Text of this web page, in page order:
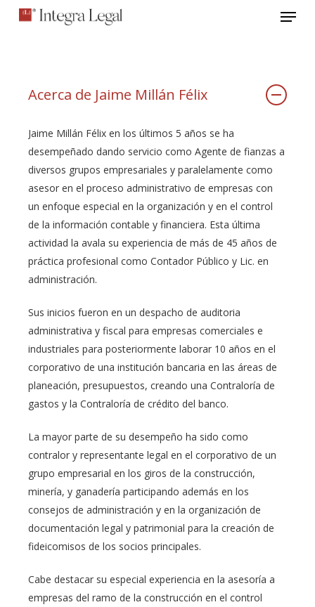
Menu
Acerca de Jaime Millán Félix
Jaime Millán Félix en los últimos 5 años se ha
desempeñado dando servicio como Agente de fianzas a
diversos grupos empresariales y paralelamente como
asesor en el proceso administrativo de empresas con
un enfoque especial en la organización y en el control
de la información contable y financiera. Esta última
actividad la avala su experiencia de más de 45 años de
práctica profesional como Contador Público y Lic. en
administración.
Sus inicios fueron en un despacho de auditoria
administrativa y fiscal para empresas comerciales e
industriales para posteriormente laborar 10 años en el
corporativo de una institución bancaria en las áreas de
planeación, presupuestos, creando una Contraloría de
gastos y la Contraloría de crédito del banco.
La mayor parte de su desempeño ha sido como
contralor y representante legal en el corporativo de un
grupo empresarial en los giros de la construcción,
minería, y ganadería participando además en los
consejos de administración y en la organización de
documentación legal y patrimonial para la creación de
fideicomisos de los socios principales.
Cabe destacar su especial experiencia en la asesoría a
empresas del ramo de la construcción en el control